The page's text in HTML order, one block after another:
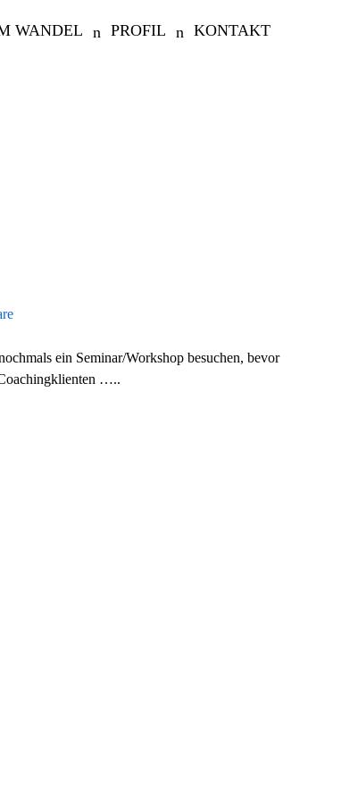
WANDEL PROFIL KONTAKT
ein Seminar/Workshop besuchen, bevor
…..